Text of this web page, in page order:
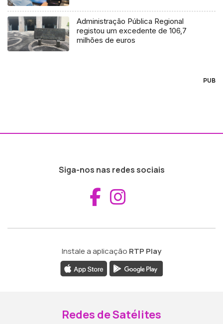
Administração Pública Regional
registou um excedente de 106,7
milhões de euros
PUB
Siga-nos nas redes sociais
Aceder ao
Instale a aplicação RTP Play
Redes de Satélites